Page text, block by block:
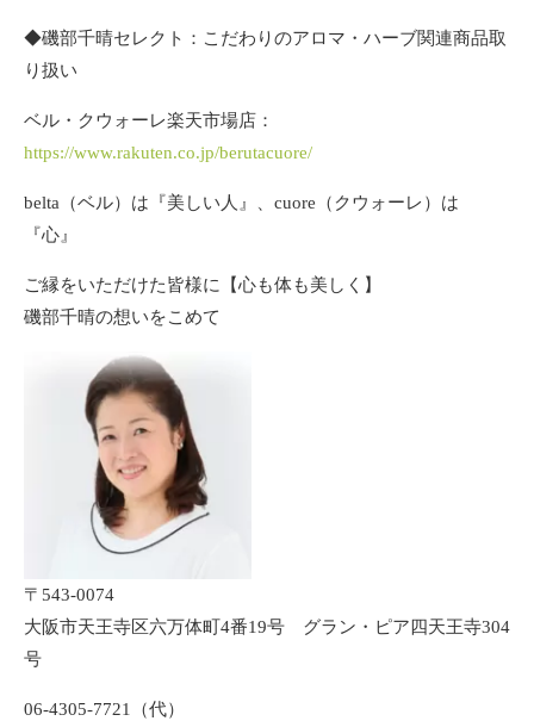
◆磯部千晴セレクト：こだわりのアロマ・ハーブ関連商品取
り扱い
ベル・クウォーレ楽天市場店：
https://www.rakuten.co.jp/berutacuore/
belta（ベル）は『美しい人』、cuore（クウォーレ）は
『心』
ご縁をいただけた皆様に【心も体も美しく】
磯部千晴の想いをこめて
〒543-0074
大阪市天王寺区六万体町4番19号 グラン・ピア四天王寺304
号
06-4305-7721（代）